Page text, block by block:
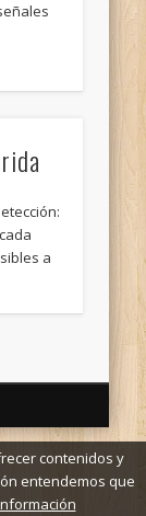
a
contenidos y
entendemos que